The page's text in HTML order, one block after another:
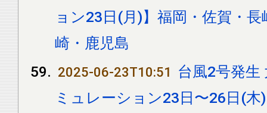
ョン23日(月)】福岡・佐賀・
崎・鹿児島
2025-06-23T10:51
台風2号発生
ミュレーション23日〜26日(